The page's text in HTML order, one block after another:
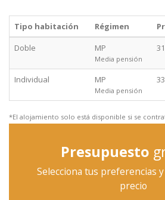
Tipo habitación Régimen
Doble MP
Media pensión
Individual MP
Media pensión
*El alojamiento solo está disponible si se
Presupuesto
Selecciona tus preferencias
precio